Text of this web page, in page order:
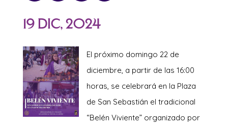
19 Dic, 2024
El próximo domingo 22 de
diciembre, a partir de las 16:00
horas, se celebrará en la Plaza
de San Sebastián el tradicional
“Belén Viviente” organizado por